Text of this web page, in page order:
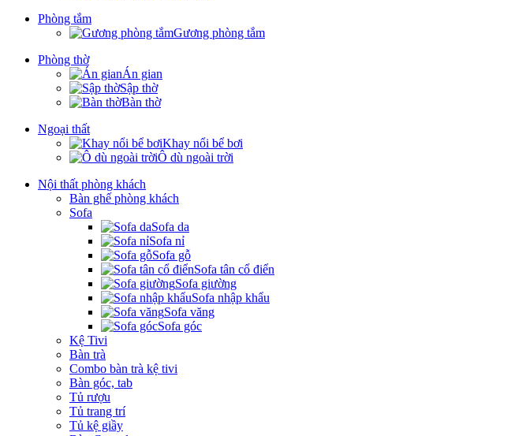
Phòng tắm
Gương phòng tắm
Phòng thờ
Án gian
Sập thờ
Bàn thờ
Ngoại thất
Khay nổi bể bơi
Ô dù ngoài trời
Nội thất phòng khách
Bàn ghế phòng khách
Sofa
Sofa da
Sofa nỉ
Sofa gỗ
Sofa tân cổ điển
Sofa giường
Sofa nhập khẩu
Sofa văng
Sofa góc
Kệ Tivi
Bàn trà
Combo bàn trà kệ tivi
Bàn góc, tab
Tủ rượu
Tủ trang trí
Tủ kệ giầy